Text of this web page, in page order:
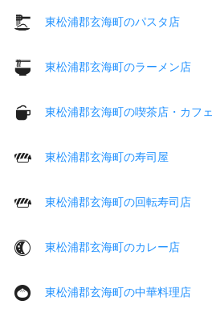
東松浦郡玄海町のパスタ店
東松浦郡玄海町のラーメン店
東松浦郡玄海町の喫茶店・カフェ
東松浦郡玄海町の寿司屋
東松浦郡玄海町の回転寿司店
東松浦郡玄海町のカレー店
東松浦郡玄海町の中華料理店